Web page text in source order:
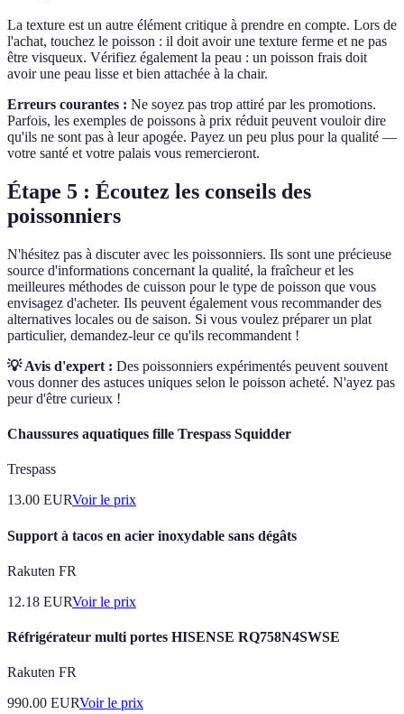
La texture est un autre élément critique à prendre en compte. Lors de
l'achat, touchez le poisson : il doit avoir une texture ferme et ne pas
être visqueux. Vérifiez également la peau : un poisson frais doit
avoir une peau lisse et bien attachée à la chair.
Erreurs courantes : Ne soyez pas trop attiré par les promotions.
Parfois, les exemples de poissons à prix réduit peuvent vouloir dire
qu'ils ne sont pas à leur apogée. Payez un peu plus pour la qualité —
votre santé et votre palais vous remercieront.
Étape 5 : Écoutez les conseils des
poissonniers
N'hésitez pas à discuter avec les poissonniers. Ils sont une précieuse
source d'informations concernant la qualité, la fraîcheur et les
meilleures méthodes de cuisson pour le type de poisson que vous
envisagez d'acheter. Ils peuvent également vous recommander des
alternatives locales ou de saison. Si vous voulez préparer un plat
particulier, demandez-leur ce qu'ils recommandent !
💡 Avis d'expert : Des poissonniers expérimentés peuvent souvent
vous donner des astuces uniques selon le poisson acheté. N'ayez pas
peur d'être curieux !
Chaussures aquatiques fille Trespass Squidder
Trespass
13.00 EURVoir le prix
Support à tacos en acier inoxydable sans dégâts
Rakuten FR
12.18 EURVoir le prix
Réfrigérateur multi portes HISENSE RQ758N4SWSE
Rakuten FR
990.00 EURVoir le prix